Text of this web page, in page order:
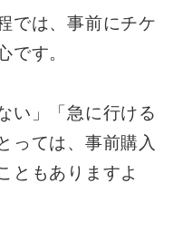
では、事前にチケ
です。
い」「急に行ける
っては、事前購入
ともありますよ